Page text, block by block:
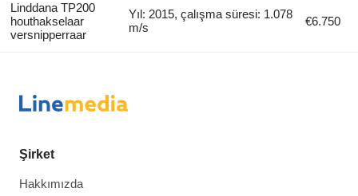
Linddana TP200
houthakselaar
versnipperraar
Yıl: 2015, çalışma süresi: 1.078
m/s
€6.750
Şirket
Hakkımızda